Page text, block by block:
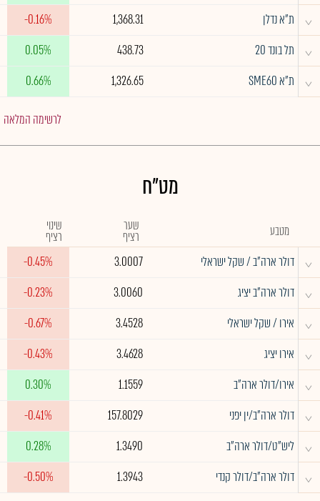
^ ת"א נדלן 1,368.31
-0.16%
^ תל בונד 20 438.73
0.05%
^ ת"א SME60 1,326.65
0.66%
לרשימה המלאה
מט"ח
מטבע שער
רציף
שינוי
רציף
^ דולר ארה"ב / שקל ישראלי 3.0007
-0.45%
^ דולר ארה"ב יציג 3.0060
-0.23%
^ אירו / שקל ישראלי 3.4528
-0.67%
^ אירו יציג 3.4628
-0.43%
^ אירו/דולר ארה"ב 1.1559
0.30%
^ דולר ארה"ב/ין יפני 157.8029
-0.41%
^ ליש"ט/דולר ארה"ב 1.3490
0.28%
^ דולר ארה"ב/דולר קנדי 1.3943
-0.50%